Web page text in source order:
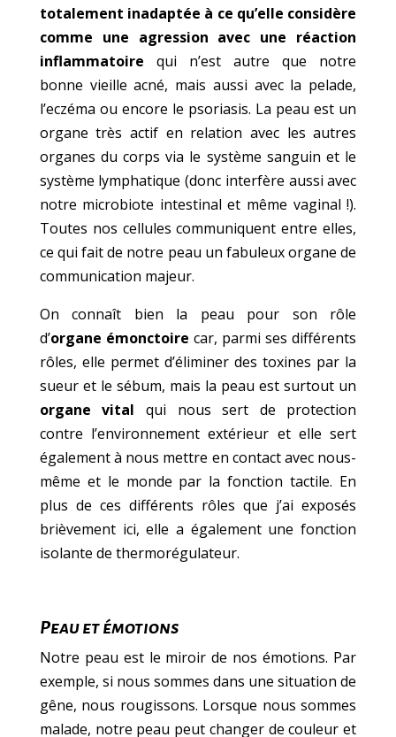
totalement inadaptée à ce qu’elle considère
comme une agression avec une réaction
inflammatoire qui n’est autre que notre
bonne vieille acné, mais aussi avec la pelade,
l’eczéma ou encore le psoriasis. La peau est un
organe très actif en relation avec les autres
organes du corps via le système sanguin et le
système lymphatique (donc interfère aussi avec
notre microbiote intestinal et même vaginal !).
Toutes nos cellules communiquent entre elles,
ce qui fait de notre peau un fabuleux organe de
communication majeur.
On connaît bien la peau pour son rôle
d’organe émonctoire car, parmi ses différents
rôles, elle permet d’éliminer des toxines par la
sueur et le sébum, mais la peau est surtout un
organe vital qui nous sert de protection
contre l’environnement extérieur et elle sert
également à nous mettre en contact avec nous-
même et le monde par la fonction tactile. En
plus de ces différents rôles que j’ai exposés
brièvement ici, elle a également une fonction
isolante de thermorégulateur.
Peau et émotions
Notre peau est le miroir de nos émotions. Par
exemple, si nous sommes dans une situation de
gêne, nous rougissons. Lorsque nous sommes
malade, notre peau peut changer de couleur et